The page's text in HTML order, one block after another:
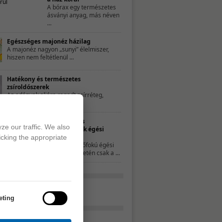
A bórax egy természetes
ásványi anyag, más néven
...
Egészséges majonéz házilag
A majonéz nagyon „sunyi” élelmiszer,
hiszen nem feltétlenül ...
Hatékony és természetes
zsíroldószerek
Az edények aljára ragadt zsírréteg,
Természetes
gyógymódok égési
sérülésekre
A kisebb, elsőfokú égési
sérülések esetén csak a ...
our traffic. We also
the appropriate